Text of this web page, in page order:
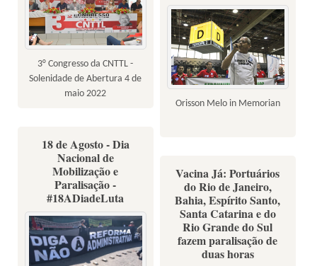
3° Congresso da CNTTL -
Solenidade de Abertura 4 de
maio 2022
Orisson Melo in Memorian
18 de Agosto - Dia
Nacional de
Mobilização e
Paralisação -
#18ADiadeLuta
Vacina Já: Portuários
do Rio de Janeiro,
Bahia, Espírito Santo,
Santa Catarina e do
Rio Grande do Sul
fazem paralisação de
duas horas